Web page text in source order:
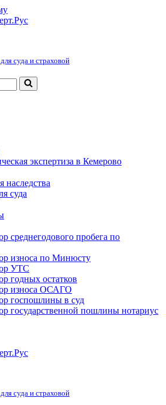
суда и страховой
экспертиза в Кемерово
наследства
суда
среднегодового пробега по
износа по Минюсту
УТС
годных остатков
износа ОСАГО
госпошлины в суд
государственной пошлины нотариус
суда и страховой